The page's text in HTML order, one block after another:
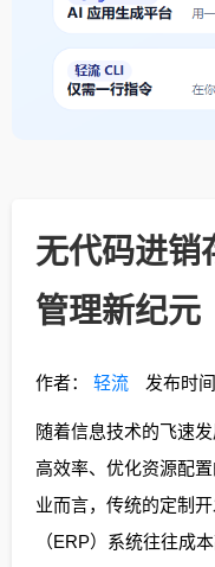
无代码进销
管理新纪元
作者： 轻流 发布时
随着信息技术的飞速
高效率、优化资源配
业而言，传统的定制
（ERP）系统往往成